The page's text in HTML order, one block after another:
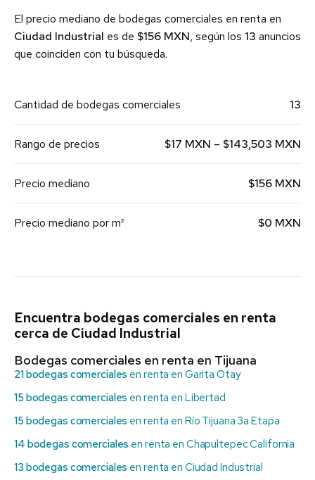
El precio mediano de bodegas comerciales en renta en
Ciudad Industrial es de $156 MXN, según los 13 anuncios
que coinciden con tu búsqueda.
Cantidad de bodegas comerciales 13
Rango de precios $17 MXN – $143,503 MXN
Precio mediano $156 MXN
Precio mediano por m² $0 MXN
Encuentra bodegas comerciales en renta
cerca de Ciudad Industrial
Bodegas comerciales en renta en Tijuana
21 bodegas comerciales en renta en Garita Otay
15 bodegas comerciales en renta en Libertad
15 bodegas comerciales en renta en Río Tijuana 3a Etapa
14 bodegas comerciales en renta en Chapultepec California
13 bodegas comerciales en renta en Ciudad Industrial